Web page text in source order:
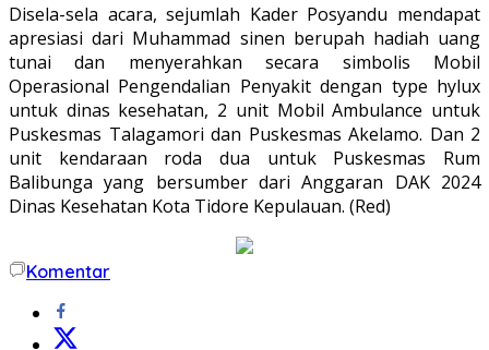
Disela-sela acara, sejumlah Kader Posyandu mendapat
apresiasi dari Muhammad sinen berupah hadiah uang
tunai dan menyerahkan secara simbolis Mobil
Operasional Pengendalian Penyakit dengan type hylux
untuk dinas kesehatan, 2 unit Mobil Ambulance untuk
Puskesmas Talagamori dan Puskesmas Akelamo. Dan 2
unit kendaraan roda dua untuk Puskesmas Rum
Balibunga yang bersumber dari Anggaran DAK 2024
Dinas Kesehatan Kota Tidore Kepulauan. (Red)
Komentar